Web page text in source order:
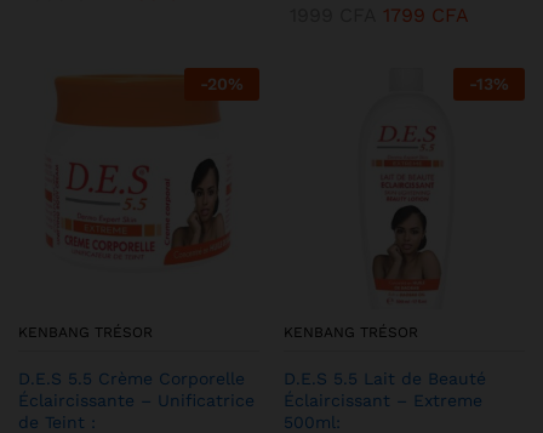
1799 CFA
-20%
KENBANG TRÉSOR
D.E.S 5.5 Crème Corporelle
Éclaircissante – Unificatrice
de Teint :
-13%
KENBANG TRÉSOR
D.E.S 5.5 Lait de Beauté
Éclaircissant – Extreme
500ml: